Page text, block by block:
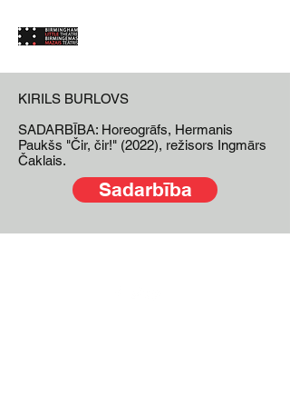
KIRILS BURLOVS
SADARBĪBA: Horeogrāfs, Hermanis
Paukšs "Čir, čir!" (2022), režisors Ingmārs
Čaklais.
Sadarbība